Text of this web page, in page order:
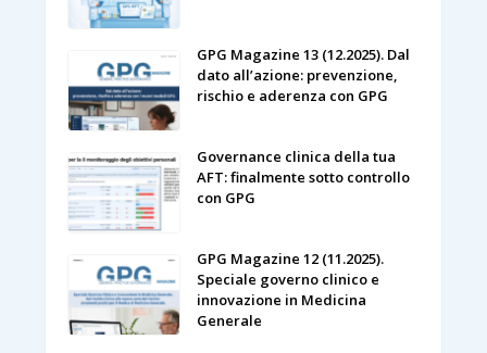
GPG Magazine 13 (12.2025). Dal
dato all’azione: prevenzione,
rischio e aderenza con GPG
Governance clinica della tua
AFT: finalmente sotto controllo
con GPG
GPG Magazine 12 (11.2025).
Speciale governo clinico e
innovazione in Medicina
Generale